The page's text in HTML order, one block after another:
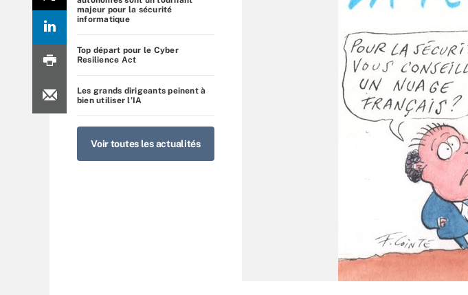
majeur pour la sécurité
informatique
Top départ pour le Cyber
Resilience Act
Les grands dirigeants peinent à
bien utiliser l’IA
Voir toutes les actualités